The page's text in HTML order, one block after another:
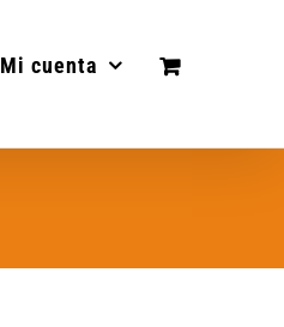
Mi cuenta